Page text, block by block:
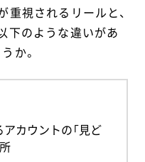
重視されるリールと、
下のような違いがあ
か。
カウントの「見ど